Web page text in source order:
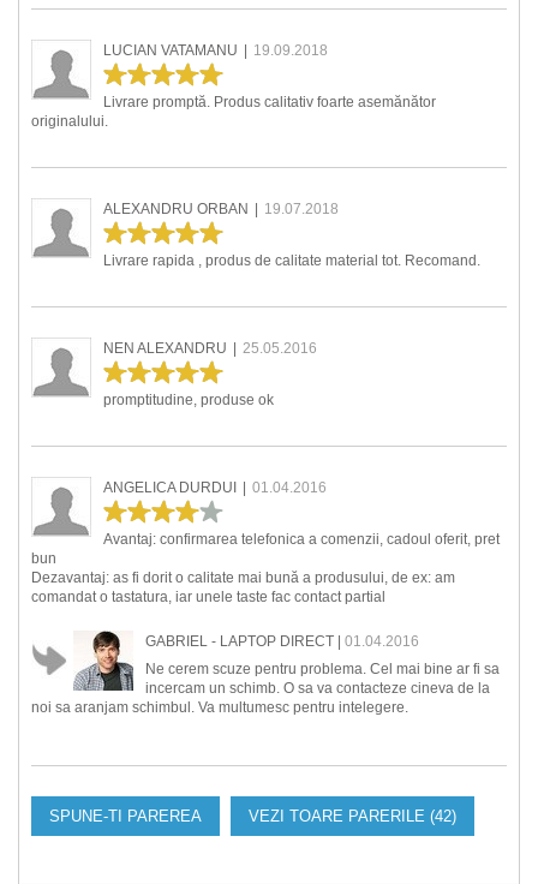
LUCIAN VATAMANU 19.09.2018
Livrare promptă. Produs calitativ foarte asemănător
originalului.
ALEXANDRU ORBAN 19.07.2018
Livrare rapida , produs de calitate material tot. Recomand.
NEN ALEXANDRU 25.05.2016
promptitudine, produse ok
ANGELICA DURDUI 01.04.2016
Avantaj: confirmarea telefonica a comenzii, cadoul oferit, pret
bun
Dezavantaj: as fi dorit o calitate mai bună a produsului, de ex: am
comandat o tastatura, iar unele taste fac contact partial
GABRIEL - LAPTOP DIRECT
01.04.2016
Ne cerem scuze pentru problema. Cel mai bine ar fi sa
incercam un schimb. O sa va contacteze cineva de la
noi sa aranjam schimbul. Va multumesc pentru intelegere.
SPUNE-TI PAREREA VEZI TOARE PARERILE (42)